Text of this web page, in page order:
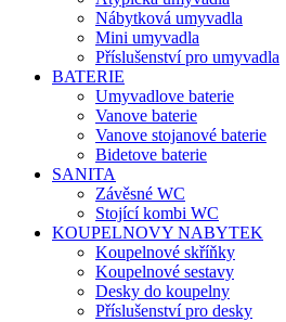
Nábytková umyvadla
Mini umyvadla
Příslušenství pro umyvadla
BATERIE
Umyvadlove baterie
Vanove baterie
Vanove stojanové baterie
Bidetove baterie
SANITA
Závěsné WC
Stojící kombi WC
KOUPELNOVY NABYTEK
Koupelnové skříňky
Koupelnové sestavy
Desky do koupelny
Příslušenství pro desky